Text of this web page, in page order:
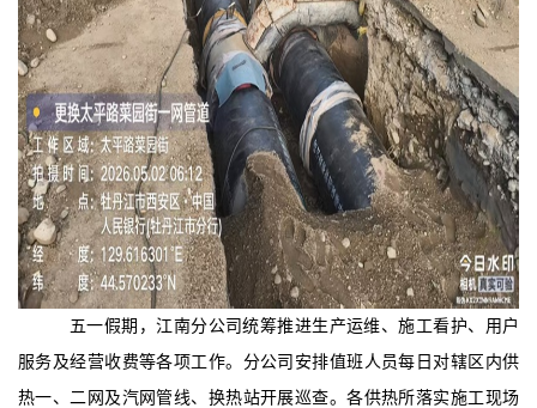
五一假期，江南分公司统筹推进生产运维、施工看护、用户
服务及经营收费等各项工作。分公司安排值班人员每日对辖区内供
热一、二网及汽网管线、换热站开展巡查。各供热所落实施工现场